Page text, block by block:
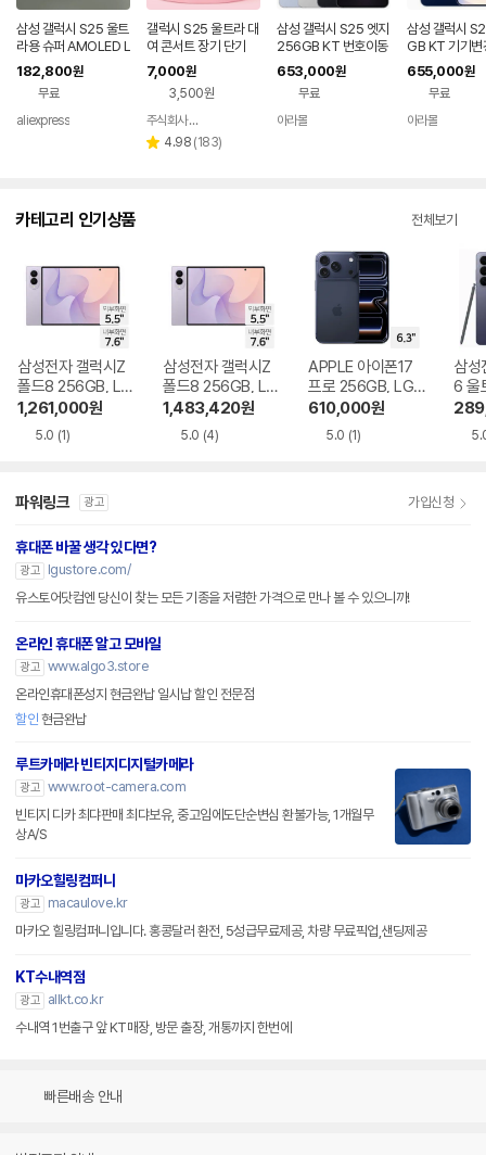
안
내
를
나
는
삼성 갤럭시 S25 울트
라용 슈퍼 AMOLED L
CD 디스플레이 터치
스크린 디지타이저 어
셈블리 (S25U) - 불량
품
182,800원
무료
aliexpress
갤럭시 S25 울트라 대
여 콘서트 장기 단기
7,000원
3,500원
페이
주식회사 폰빌리지
별 4.98 리
(183)
삼성 갤럭시 S25 엣지
256GB KT 번호이동
완납 80요금제
653,000원
무료
아라몰
삼성 갤럭시
GB KT 기기변
655,000원
무료
아라몰
카테고리 인기상품 전체보기
삼성전자 갤럭시Z
폴드8 256GB, LG
U+ 번호이동 완납
1,261,000원
5.0 (1)
삼성전자 갤럭시Z
폴드8 256GB, LG
U+ 기기변경 완납
1,483,420원
5.0 (4)
APPLE 아이폰17
프로 256GB, LG U
+ 번호이동 완납
610,000원
5.0 (1)
삼성
6 울
LG
파워링크 광고 가입신청
휴대폰 바꿀 생각 있다면?
광고
lgustore.com/
유스토어닷컴엔 당신이 찾는 모든 기종을 저렴한 가격으로 만나 볼 수 있으니까!
온라인 휴대폰 알고 모바일
광고 www.algo3.store
온라인휴대폰성지 현금완납 일시납 할인 전문점
할인 현금완납
루트카메라 빈티지디지털카메라
광고 www.root-camera.com
빈티지 디카 최댜판매 최댜보유, 중고임에도단순변심 환불가능, 1개월무
상A/S
마카오힐링컴퍼니
광고
macaulove.kr
마카오 힐링컴퍼니입니다. 홍콩달러 환전, 5성급무료제공, 차량 무료픽업,샌딩제공
KT수내역점
광고
allkt.co.kr
수내역 1번출구 앞 KT매장, 방문 출장, 개통까지 한번에
빠른배송 안내